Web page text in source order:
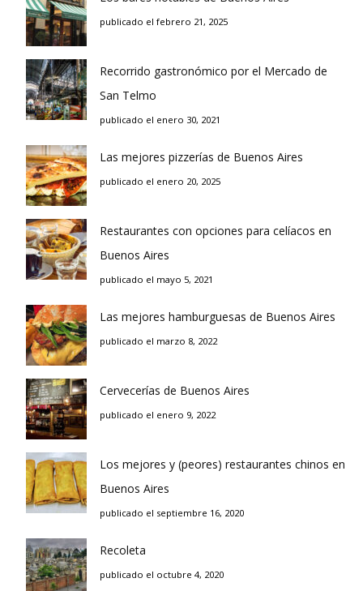
publicado el febrero 21, 2025
Recorrido gastronómico por el Mercado de
San Telmo
publicado el enero 30, 2021
Las mejores pizzerías de Buenos Aires
publicado el enero 20, 2025
Restaurantes con opciones para celíacos en
Buenos Aires
publicado el mayo 5, 2021
Las mejores hamburguesas de Buenos Aires
publicado el marzo 8, 2022
Cervecerías de Buenos Aires
publicado el enero 9, 2022
Los mejores y (peores) restaurantes chinos en
Buenos Aires
publicado el septiembre 16, 2020
Recoleta
publicado el octubre 4, 2020